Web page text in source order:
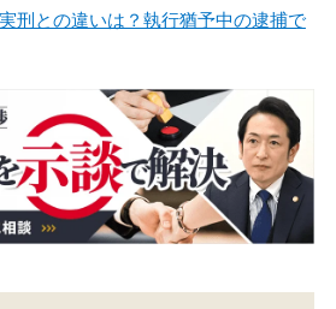
刑との違いは？執行猶予中の逮捕で